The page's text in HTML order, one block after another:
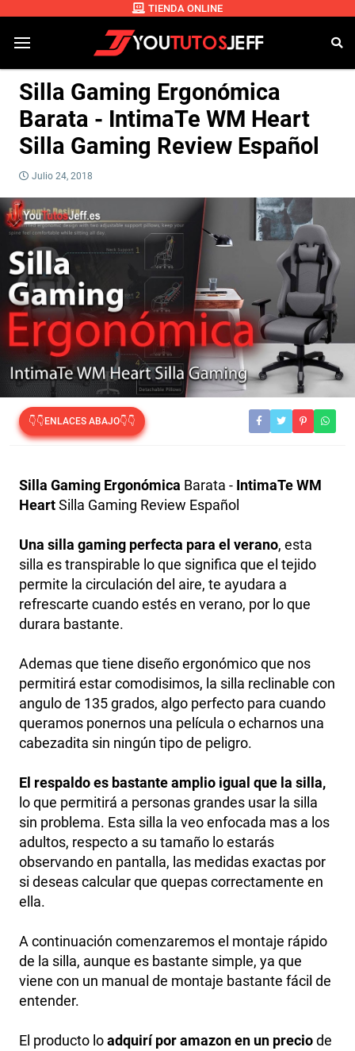
TIENDA ONLINE
Silla Gaming Ergonómica
Barata - IntimaTe WM Heart
Silla Gaming Review Español
Julio 24, 2018
👇👇ENLACES ABAJO👇👇
Silla Gaming Ergonómica Barata - IntimaTe WM
HeartSilla Gaming Review Español
Una silla gaming perfecta para el verano, esta
silla es transpirable lo que significa que el tejido
permite la circulación del aire, te ayudara a
refrescarte cuando estés en verano, por lo que
durara bastante.
Ademas que tiene diseño ergonómico que nos
permitirá estar comodisimos, la silla reclinable con
angulo de 135 grados, algo perfecto para cuando
queramos ponernos una película o echarnos una
cabezadita sin ningún tipo de peligro.
El respaldo es bastante amplio igual que la silla,
lo que permitirá a personas grandes usar la silla
sin problema. Esta silla la veo enfocada mas a los
adultos, respecto a su tamaño lo estarás
observando en pantalla, las medidas exactas por
si deseas calcular que quepas correctamente en
ella.
A continuación comenzaremos el montaje rápido
de la silla, aunque es bastante simple, ya que
viene con un manual de montaje bastante fácil de
entender.
El producto loadquirí por amazon en un preciode